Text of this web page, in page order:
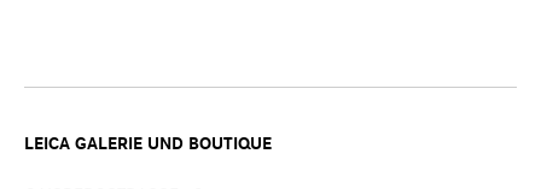
LEICA GALERIE UND BOUTIQUE